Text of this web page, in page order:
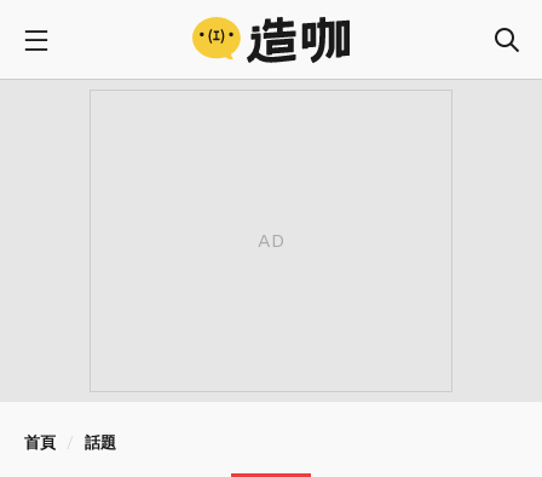
首頁 話題